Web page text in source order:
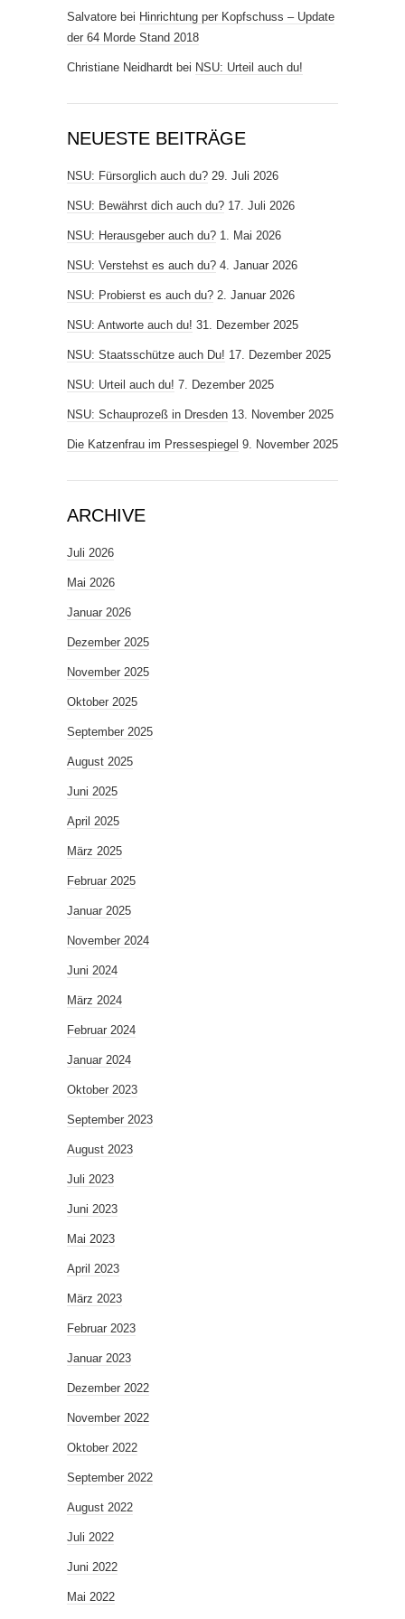
Salvatore bei Hinrichtung per Kopfschuss – Update
der 64 Morde Stand 2018
Christiane Neidhardt bei NSU: Urteil auch du!
NEUESTE BEITRÄGE
NSU: Fürsorglich auch du? 29. Juli 2026
NSU: Bewährst dich auch du? 17. Juli 2026
NSU: Herausgeber auch du? 1. Mai 2026
NSU: Verstehst es auch du? 4. Januar 2026
NSU: Probierst es auch du? 2. Januar 2026
NSU: Antworte auch du! 31. Dezember 2025
NSU: Staatsschütze auch Du! 17. Dezember 2025
NSU: Urteil auch du! 7. Dezember 2025
NSU: Schauprozeß in Dresden 13. November 2025
Die Katzenfrau im Pressespiegel 9. November 2025
ARCHIVE
Juli 2026
Mai 2026
Januar 2026
Dezember 2025
November 2025
Oktober 2025
September 2025
August 2025
Juni 2025
April 2025
März 2025
Februar 2025
Januar 2025
November 2024
Juni 2024
März 2024
Februar 2024
Januar 2024
Oktober 2023
September 2023
August 2023
Juli 2023
Juni 2023
Mai 2023
April 2023
März 2023
Februar 2023
Januar 2023
Dezember 2022
November 2022
Oktober 2022
September 2022
August 2022
Juli 2022
Juni 2022
Mai 2022